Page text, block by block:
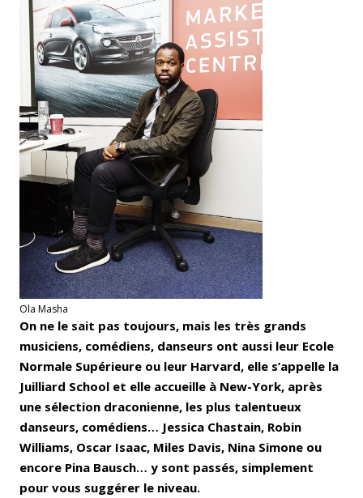
Ola Masha
On ne le sait pas toujours, mais les très grands
musiciens, comédiens, danseurs ont aussi leur Ecole
Normale Supérieure ou leur Harvard, elle s’appelle la
Juilliard School et elle accueille à New-York, après
une sélection draconienne, les plus talentueux
danseurs, comédiens… Jessica Chastain, Robin
Williams, Oscar Isaac, Miles Davis, Nina Simone ou
encore Pina Bausch… y sont passés, simplement
pour vous suggérer le niveau.